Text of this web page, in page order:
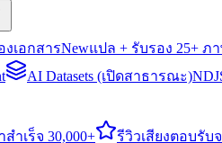
เอกสารNewแปล + รับรอง 25+ ภ
AI Datasets (เปิดสาธารณะ)
ำเร็จ 30,000+ รีวิวเสียงตอบรับ